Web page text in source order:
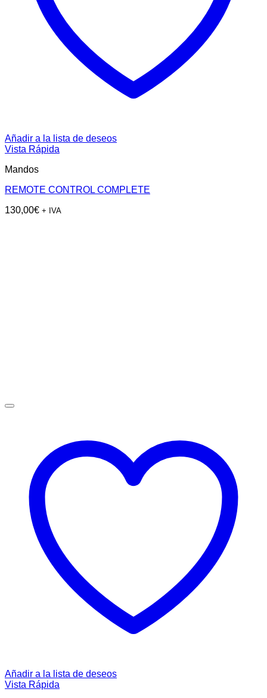
Añadir a la lista de deseos
Vista Rápida
Mandos
REMOTE CONTROL COMPLETE
130,00€ + IVA
Añadir a la lista de deseos
Vista Rápida